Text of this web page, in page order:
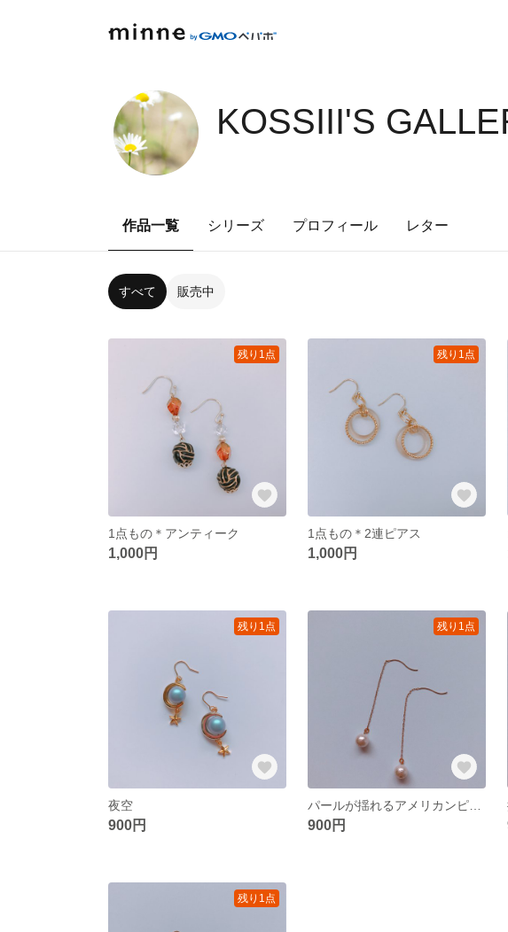
KOSSIII'S
作品一覧 シリーズ プロフィール レター
すべて 販売中
残り1点
1点もの＊アンティーク
1,000円
残り1点
1点もの＊2連ピアス
1,000円
残り1点
夜空
900円
残り1点
パールが揺れるアメリカンピアス
900円
残り1点